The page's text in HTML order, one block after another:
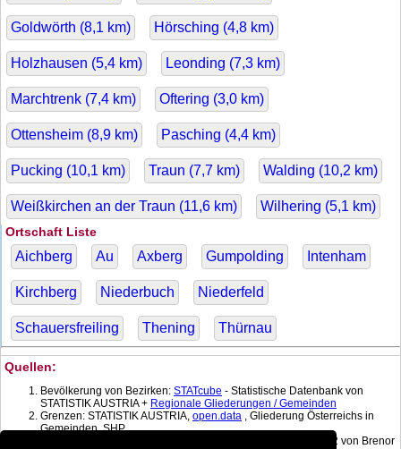
Goldwörth (8,1 km) Hörsching (4,8 km)
Holzhausen (5,4 km) Leonding (7,3 km)
Marchtrenk (7,4 km) Oftering (3,0 km)
Ottensheim (8,9 km) Pasching (4,4 km)
Pucking (10,1 km) Traun (7,7 km) Walding (10,2 km)
Weißkirchen an der Traun (11,6 km) Wilhering (5,1 km)
Ortschaft Liste
Aichberg Au Axberg Gumpolding Intenham
Kirchberg Niederbuch Niederfeld
Schauersfreiling Thening Thürnau
Quellen:
Bevölkerung von Bezirken: STATcube - Statistische Datenbank von
STATISTIK AUSTRIA + Regionale Gliederungen / Gemeinden
Grenzen: STATISTIK AUSTRIA, open.data , Gliederung Österreichs in
Gemeinden, SHP
1.2 von Brenor